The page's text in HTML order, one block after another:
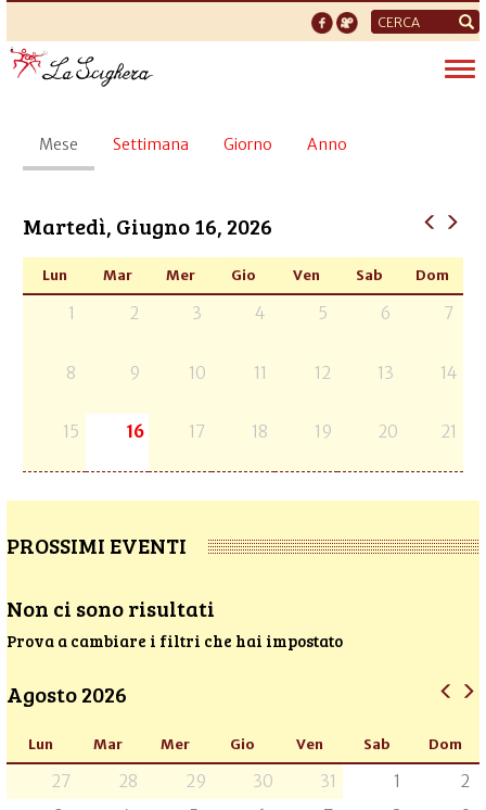
Form
di
ricerca
Schede
primarie
Mese (scheda
attiva)
Settimana Giorno Anno
Martedì, Giugno 16, 2026
Lun Mar Mer Gio Ven Sab Dom
1 2 3 4 5 6 7
8 9 10 11 12 13 14
15 16 17 18 19 20 21
PROSSIMI EVENTI
Non ci sono risultati
Prova a cambiare i filtri che hai impostato
Agosto 2026
Lun Mar Mer Gio Ven Sab Dom
27 28 29 30 31 1
2